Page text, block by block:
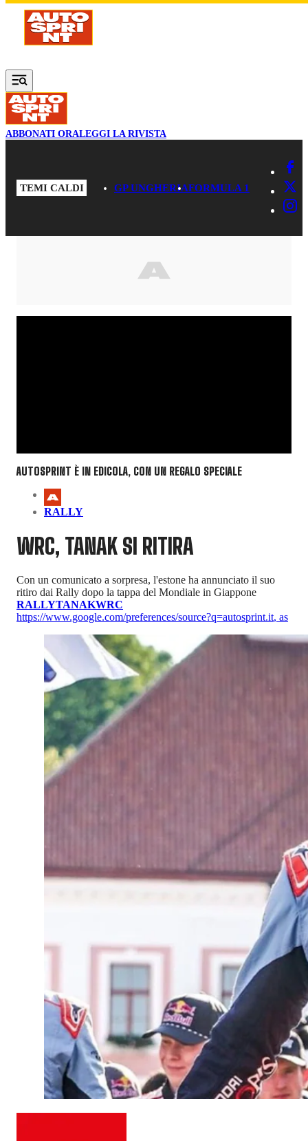
Vai al contenuto principale
ABBONATI ORALEGGI LA RIVISTA
TEMI CALDI GP UNGHERIAFORMULA 1
AUTOSPRINT È IN EDICOLA, CON UN REGALO SPECIALE
RALLY
WRC, TANAK SI RITIRA
Con un comunicato a sorpresa, l'estone ha annunciato il suo
ritiro dai Rally dopo la tappa del Mondiale in Giappone
RALLYTANAKWRC
https://www.google.com/preferences/source?q=autosprint.it, as